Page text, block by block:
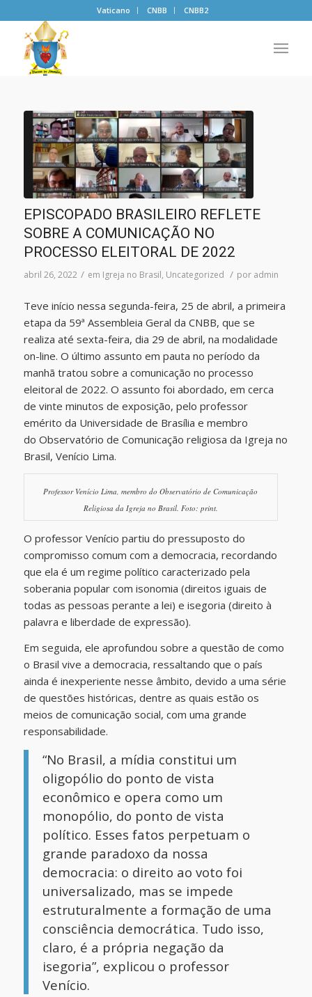
Vaticano CNBB CNBB2
EPISCOPADO BRASILEIRO REFLETE
SOBRE A COMUNICAÇÃO NO
PROCESSO ELEITORAL DE 2022
abril 26, 2022 / em Igreja no Brasil, Uncategorized / por admin
Teve início nessa segunda-feira, 25 de abril, a primeira
etapa da 59ª Assembleia Geral da CNBB, que se
realiza até sexta-feira, dia 29 de abril, na modalidade
on-line. O último assunto em pauta no período da
manhã tratou sobre a comunicação no processo
eleitoral de 2022. O assunto foi abordado, em cerca
de vinte minutos de exposição, pelo professor
emérito da Universidade de Brasília e membro
do Observatório de Comunicação religiosa da Igreja no
Brasil, Venício Lima.
Professor Venício Lima, membro do Observatório de Comunicação
Religiosa da Igreja no Brasil. Foto: print.
O professor Venício partiu do pressuposto do
compromisso comum com a democracia, recordando
que ela é um regime político caracterizado pela
soberania popular com isonomia (direitos iguais de
todas as pessoas perante a lei) e isegoria (direito à
palavra e liberdade de expressão).
Em seguida, ele aprofundou sobre a questão de como
o Brasil vive a democracia, ressaltando que o país
ainda é inexperiente nesse âmbito, devido a uma série
de questões históricas, dentre as quais estão os
meios de comunicação social, com uma grande
responsabilidade.
“No Brasil, a mídia constitui um
oligopólio do ponto de vista
econômico e opera como um
monopólio, do ponto de vista
político. Esses fatos perpetuam o
grande paradoxo da nossa
democracia: o direito ao voto foi
universalizado, mas se impede
estruturalmente a formação de uma
consciência democrática. Tudo isso,
claro, é a própria negação da
isegoria”, explicou o professor
Venício.